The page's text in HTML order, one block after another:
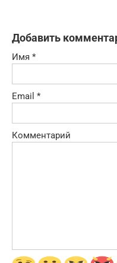
Добавить
Имя *
Email *
Комментарий